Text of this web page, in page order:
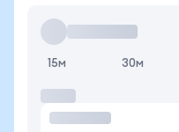
15м 30м